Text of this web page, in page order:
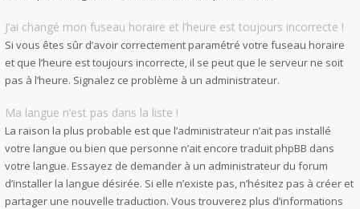
J’ai changé mon fuseau horaire et l’heure est toujours incorrecte !
Si vous êtes sûr d’avoir correctement paramétré votre fuseau horaire
et que l’heure est toujours incorrecte, il se peut que le serveur ne soit
pas à l’heure. Signalez ce problème à un administrateur.
Ma langue n’est pas dans la liste !
La raison la plus probable est que l’administrateur n’ait pas installé
votre langue ou bien que personne n’ait encore traduit phpBB dans
votre langue. Essayez de demander à un administrateur du forum
d’installer la langue désirée. Si elle n’existe pas, n’hésitez pas à créer et
partager une nouvelle traduction. Vous trouverez plus d’informations